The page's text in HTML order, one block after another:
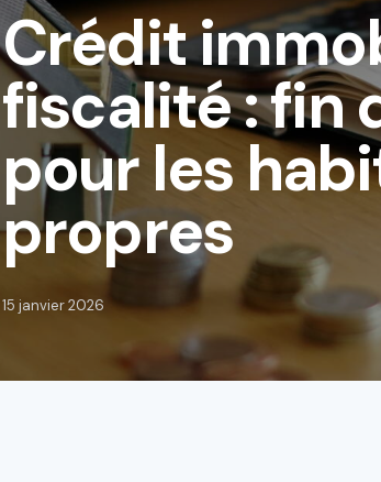
Crédit
fiscalité : fin
pour les
propres
15 janvier 2026